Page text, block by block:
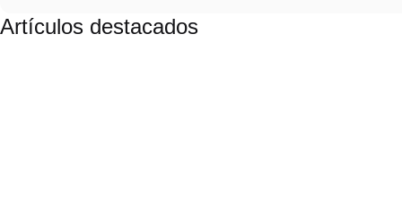
Artículos destacados